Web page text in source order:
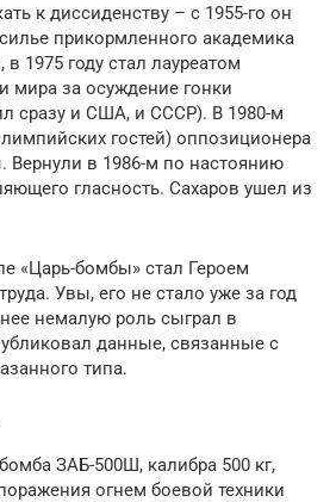
к диссиденству – с 1955-го он
прикормленного академика
1975 году стал лауреатом
мира за осуждение гонки
сразу и США, и СССР). В 1980-м
гостей) оппозиционера
в 1986-м по настоянию
гласность. Сахаров ушел из
«Царь-бомбы» стал Героем
Увы, его не стало уже за год
немалую роль сыграл в
данные, связанные с
типа.
ЗАБ-500Ш, калибра 500 кг,
огнем боевой техники